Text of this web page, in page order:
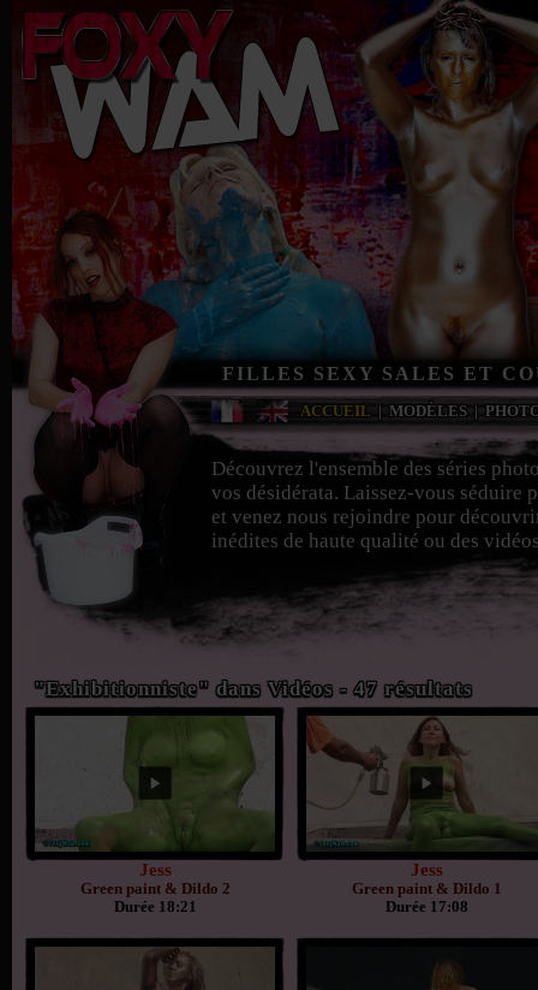
FILLES SEXY SALES ET
ACCUEIL | MODÈLES |
Découvrez l'ensemble des séries
vos désidérata. Laissez-vous séduire
et venez nous rejoindre pour
inédites de haute qualité ou des
"Exhibitionniste" dans Vidéos - 47 résultats
Jess
Green paint & Dildo 2
Durée 18:21
Jess
Green paint & Dildo 1
Durée 17:08